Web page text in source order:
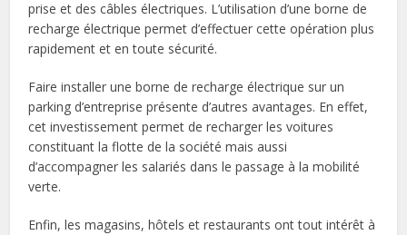
prise et des câbles électriques. L’utilisation d’une borne de
recharge électrique permet d’effectuer cette opération plus
rapidement et en toute sécurité.
Faire installer une borne de recharge électrique sur un
parking d’entreprise présente d’autres avantages. En effet,
cet investissement permet de recharger les voitures
constituant la flotte de la société mais aussi
d’accompagner les salariés dans le passage à la mobilité
verte.
Enfin, les magasins, hôtels et restaurants ont tout intérêt à